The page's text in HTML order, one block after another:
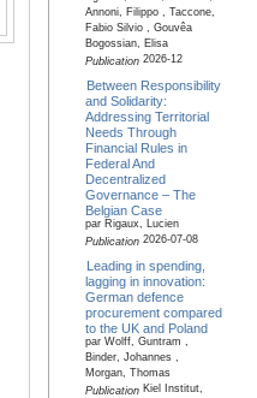
Annoni, Filippo , Taccone,
Fabio Silvio , Gouvêa
Bogossian, Elisa
Publication2026-12
Between Responsibility
and Solidarity:
Addressing Territorial
Needs Through
Financial Rules in
Federal And
Decentralized
Governance – The
Belgian Case
par Rigaux, Lucien
Publication2026-07-08
Leading in spending,
lagging in innovation:
German defence
procurement compared
to the UK and Poland
par Wolff, Guntram ,
Binder, Johannes ,
Morgan, Thomas
PublicationKiel Institut,